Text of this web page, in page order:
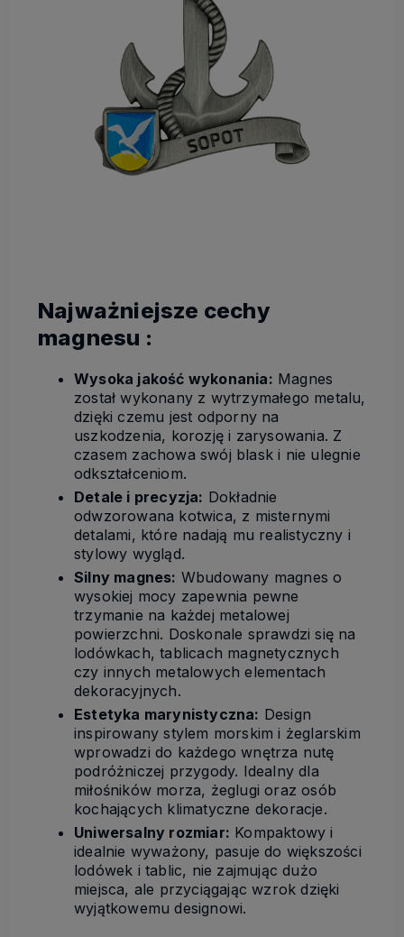
Najważniejsze cechy
magnesu :
Wysoka jakość wykonania: Magnes
został wykonany z wytrzymałego metalu,
dzięki czemu jest odporny na
uszkodzenia, korozję i zarysowania. Z
czasem zachowa swój blask i nie ulegnie
odkształceniom.
Detale i precyzja: Dokładnie
odwzorowana kotwica, z misternymi
detalami, które nadają mu realistyczny i
stylowy wygląd.
Silny magnes: Wbudowany magnes o
wysokiej mocy zapewnia pewne
trzymanie na każdej metalowej
powierzchni. Doskonale sprawdzi się na
lodówkach, tablicach magnetycznych
czy innych metalowych elementach
dekoracyjnych.
Estetyka marynistyczna: Design
inspirowany stylem morskim i żeglarskim
wprowadzi do każdego wnętrza nutę
podróżniczej przygody. Idealny dla
miłośników morza, żeglugi oraz osób
kochających klimatyczne dekoracje.
Uniwersalny rozmiar: Kompaktowy i
idealnie wyważony, pasuje do większości
lodówek i tablic, nie zajmując dużo
miejsca, ale przyciągając wzrok dzięki
wyjątkowemu designowi.